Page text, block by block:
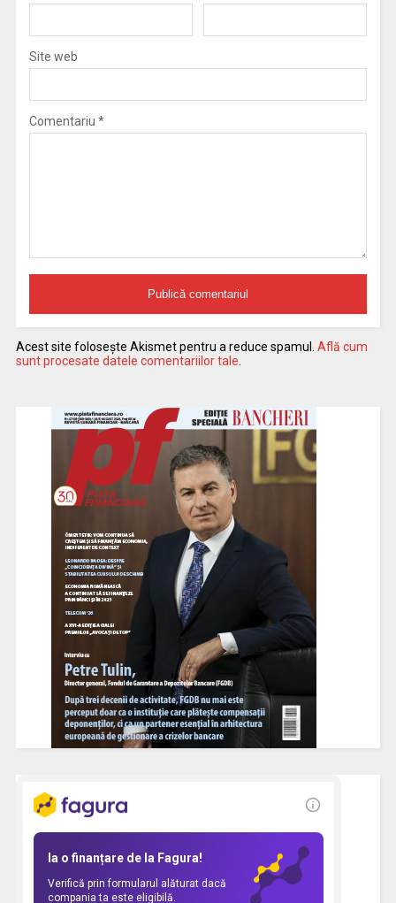
Site web
Comentariu *
Acest site folosește Akismet pentru a reduce spamul. Află cum
sunt procesate datele comentariilor tale